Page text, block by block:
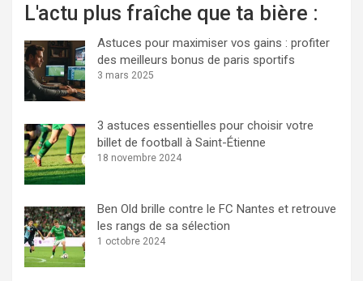
L'actu plus fraîche que ta bière :
Astuces pour maximiser vos gains : profiter
des meilleurs bonus de paris sportifs
3 mars 2025
3 astuces essentielles pour choisir votre
billet de football à Saint-Étienne
18 novembre 2024
Ben Old brille contre le FC Nantes et retrouve
les rangs de sa sélection
1 octobre 2024